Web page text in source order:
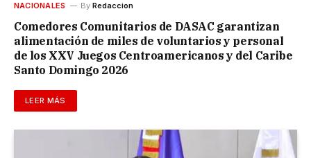
NACIONALES By Redaccion
Comedores Comunitarios de DASAC garantizan
alimentación de miles de voluntarios y personal
de los XXV Juegos Centroamericanos y del Caribe
Santo Domingo 2026
LEER MÁS